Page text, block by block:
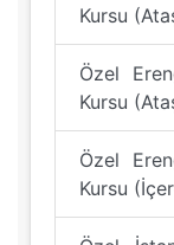
Kursu
Özel
Kursu
Özel
Kursu